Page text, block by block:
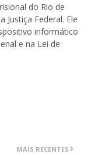
do Rio de
Justiça Federal. Ele
informático
e na Lei de
MAIS RECENTES